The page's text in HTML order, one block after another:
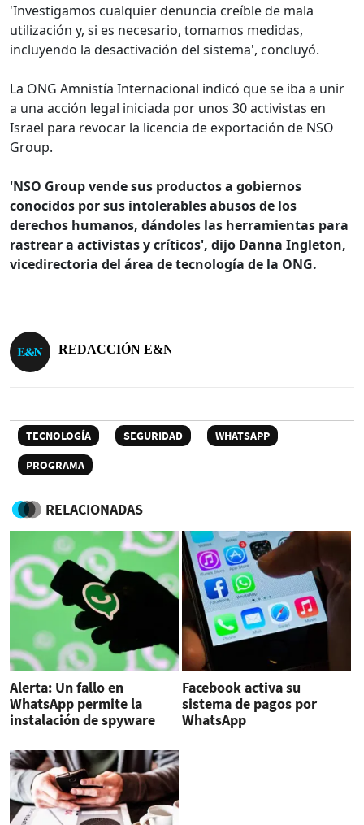
'Investigamos cualquier denuncia creíble de mala
utilización y, si es necesario, tomamos medidas,
incluyendo la desactivación del sistema', concluyó.
La ONG Amnistía Internacional indicó que se iba a unir
a una acción legal iniciada por unos 30 activistas en
Israel para revocar la licencia de exportación de NSO
Group.
'NSO Group vende sus productos a gobiernos
conocidos por sus intolerables abusos de los
derechos humanos, dándoles las herramientas para
rastrear a activistas y críticos', dijo Danna Ingleton,
vicedirectoria del área de tecnología de la ONG.
REDACCIÓN E&N
TECNOLOGÍA SEGURIDAD
WHATSAPP
PROGRAMA
RELACIONADAS
Alerta: Un fallo en
WhatsApp permite la
instalación de spyware
Facebook activa su
sistema de pagos por
WhatsApp